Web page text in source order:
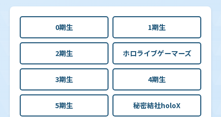
0期生 1期生
2期生 ホロライブゲーマーズ
3期生 4期生
5期生 秘密結社holoX